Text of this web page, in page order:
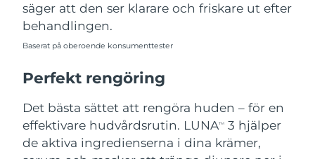
säger att den ser klarare och friskare ut efter
behandlingen.
Baserat på oberoende konsumenttester
Perfekt rengöring
Det bästa sättet att rengöra huden – för en
effektivare hudvårdsrutin. LUNATM
3 hjälper
de aktiva ingredienserna i dina krämer,